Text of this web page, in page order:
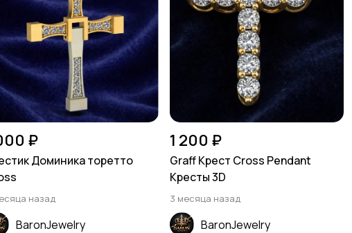
₽
Доминика торетто
назад
BaronJewelry
1 200 ₽
Graff Крест Cross Pendant
Кресты 3D
3 месяца назад
BaronJewelry